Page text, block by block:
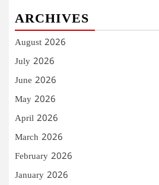
ARCHIVES
August 2026
July 2026
June 2026
May 2026
April 2026
March 2026
February 2026
January 2026